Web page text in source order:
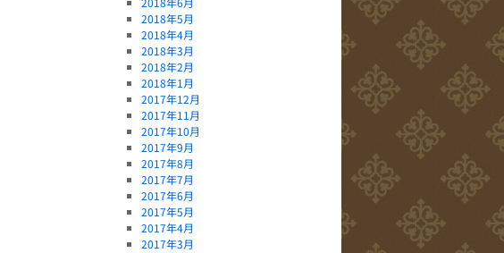
2018年5月
2018年4月
2018年3月
2018年2月
2018年1月
2017年12月
2017年11月
2017年10月
2017年9月
2017年8月
2017年7月
2017年6月
2017年5月
2017年4月
2017年3月